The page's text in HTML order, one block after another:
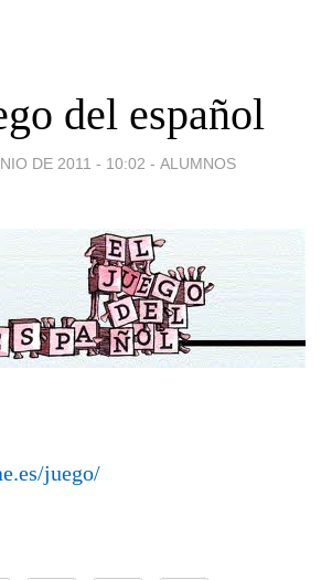
del español
DE 2011 - 10:02 - ALUMNOS
juego/